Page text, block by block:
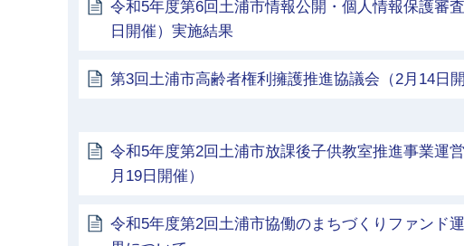
令和5年度第6回土浦市情報公開・個人情報保護審
日開催）実施結果
第3回土浦市高齢者権利擁護推進協議会（2月14日開
令和5年度第2回土浦市放課後子供教室推進事業運
月19日開催）
令和5年度第2回土浦市協働のまちづくりファンド